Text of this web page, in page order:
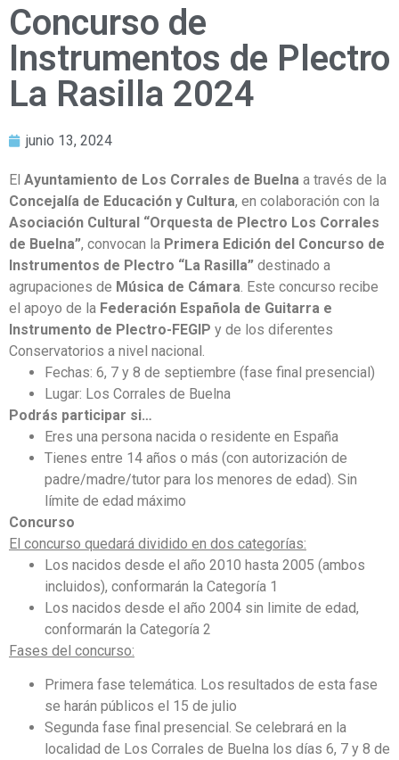
Concurso de
Instrumentos de Plectro
La Rasilla 2024
junio 13, 2024
El Ayuntamiento de Los Corrales de Buelna a través de la
Concejalía de Educación y Cultura, en colaboración con la
Asociación Cultural “Orquesta de Plectro Los Corrales
de Buelna”, convocan la Primera Edición del Concurso de
Instrumentos de Plectro “La Rasilla” destinado a
agrupaciones de Música de Cámara Este concurso recibe
el apoyo de la Federación Española de Guitarra e
Instrumento de Plectro-FEGIP y de los diferentes
Conservatorios a nivel nacional.
Fechas: 6, 7 y 8 de septiembre (fase final presencial)
Lugar: Los Corrales de Buelna
Podrás participar si…
Eres una persona nacida o residente en España
Tienes entre 14 años o más (con autorización de
padre/madre/tutor para los menores de edad). Sin
límite de edad máximo
Concurso
El concurso quedará dividido en dos categorías:
Los nacidos desde el año 2010 hasta 2005 (ambos
incluidos), conformarán la Categoría 1
Los nacidos desde el año 2004 sin limite de edad,
conformarán la Categoría 2
Fases del concurso:
Primera fase telemática. Los resultados de esta fase
se harán públicos el 15 de julio
Segunda fase final presencial. Se celebrará en la
localidad de Los Corrales de Buelna los días 6, 7 y 8 de